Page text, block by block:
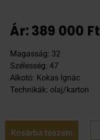
Ár:389 000 Ft
Magasság: 32
Szélesség: 47
Alkotó: Kokas Ignác
Technikák: olaj/karton
Kosárba teszem